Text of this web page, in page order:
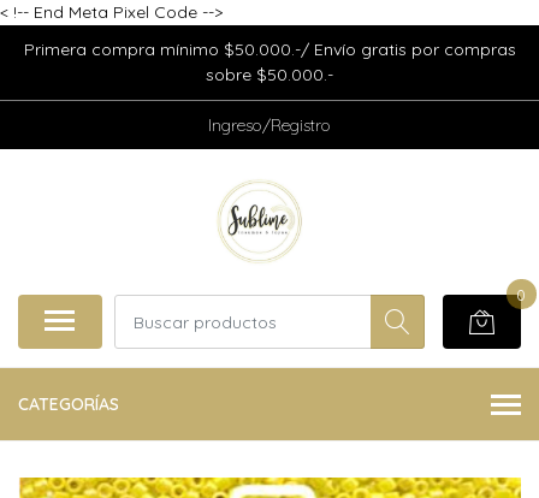
< !-- End Meta Pixel Code -->
Primera compra mínimo $50.000.-/ Envío gratis por compras
sobre $50.000.-
Ingreso/Registro
0
CATEGORÍAS